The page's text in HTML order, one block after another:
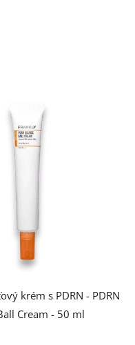
krém s PDRN - PDRN
Cream - 50 ml